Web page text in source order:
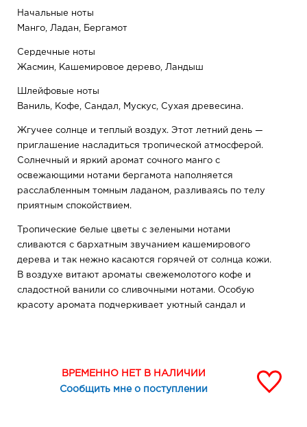
Начальные ноты
Манго, Ладан, Бергамот
Сердечные ноты
Жасмин, Кашемировое дерево, Ландыш
Шлейфовые ноты
Ваниль, Кофе, Сандал, Мускус, Сухая древесина.
Жгучее солнце и теплый воздух. Этот летний день —
приглашение насладиться тропической атмосферой.
Солнечный и яркий аромат сочного манго с
освежающими нотами бергамота наполняется
расслабленным томным ладаном, разливаясь по телу
приятным спокойствием.
Тропические белые цветы с зелеными нотами
сливаются с бархатным звучанием кашемирового
дерева и так нежно касаются горячей от солнца кожи.
В воздухе витают ароматы свежемолотого кофе и
сладостной ванили со сливочными нотами. Особую
красоту аромата подчеркивает уютный сандал и
ВРЕМЕННО НЕТ В НАЛИЧИИ
Сообщить мне о поступлении